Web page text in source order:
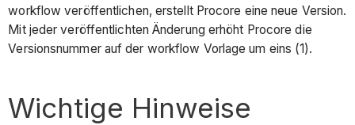
workflow veröffentlichen, erstellt Procore eine neue Version.
Mit jeder veröffentlichten Änderung erhöht Procore die
Versionsnummer auf der workflow Vorlage um eins (1).
Wichtige Hinweise